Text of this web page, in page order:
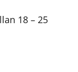
18 – 25